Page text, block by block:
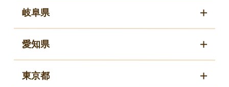
岐阜県
愛知県
東京都